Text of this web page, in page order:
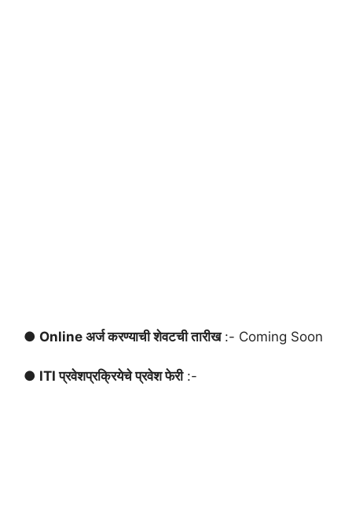
● Online अर्ज करण्याची शेवटची तारीख:- Coming Soon
● ITI प्रवेशप्रक्रियेचे प्रवेश फेरी:-